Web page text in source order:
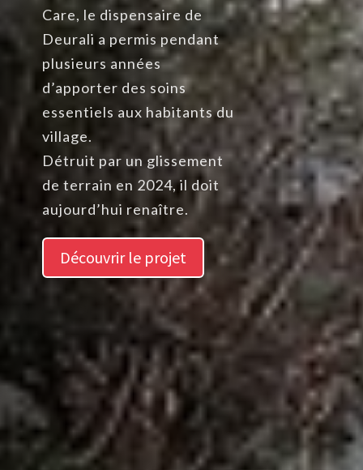
Care, le dispensaire de
Deurali a permis pendant
plusieurs années
d’apporter des soins
essentiels aux habitants du
village.
Détruit par un glissement
de terrain en 2024, il doit
aujourd’hui renaître.
Découvrir le projet